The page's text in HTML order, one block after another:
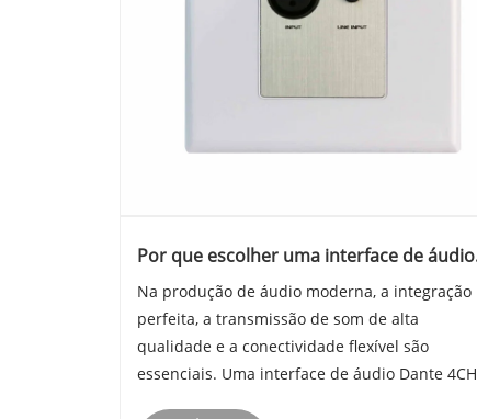
Por que escolher uma interface de áudio
linha para aplicações de áudio
profissionais?
Na produção de áudio moderna, a integração
perfeita, a transmissão de som de alta
qualidade e a conectividade flexível são
essenciais. Uma interface de áudio Dante 4CH